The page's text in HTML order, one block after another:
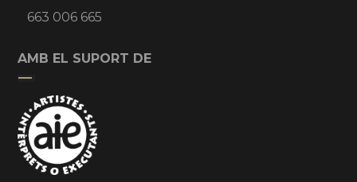
663 006 665
AMB EL SUPORT DE